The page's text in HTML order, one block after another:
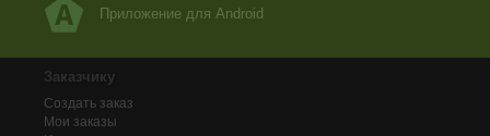
Приложение для Android
Заказчику
Создать заказ
Мои заказы